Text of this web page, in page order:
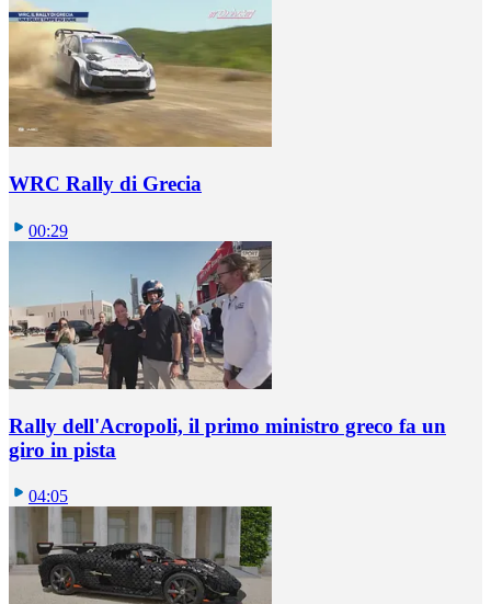
WRC Rally di Grecia
00:29
Rally dell'Acropoli, il primo ministro greco fa un
giro in pista
04:05